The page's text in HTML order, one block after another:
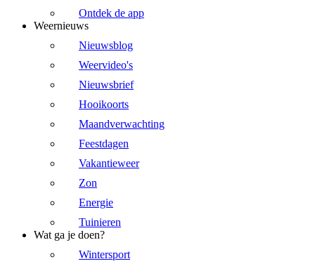
Ontdek de app
Weernieuws
Nieuwsblog
Weervideo's
Nieuwsbrief
Hooikoorts
Maandverwachting
Feestdagen
Vakantieweer
Zon
Energie
Tuinieren
Wat ga je doen?
Wintersport